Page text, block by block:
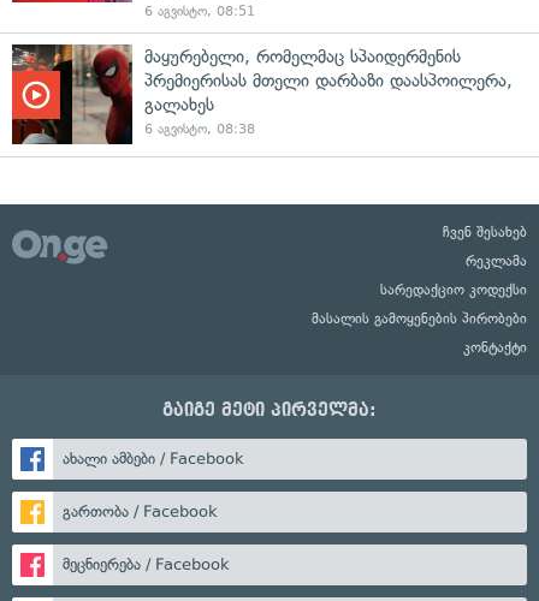
6 აგვისტო, 08:51
მაყურებელი, რომელმაც სპაიდერმენის
პრემიერისას მთელი დარბაზი დაასპოილერა,
გალახეს
6 აგვისტო, 08:38
ჩვენ შესახებ
რეკლამა
სარედაქციო კოდექსი
მასალის გამოყენების პირობები
კონტაქტი
გაიგე მეტი პირველმა:
ახალი ამბები / Facebook
გართობა / Facebook
მეცნიერება / Facebook